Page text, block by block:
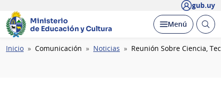
gub.uy
Ministerio
de Educación y Cultura
Desplegar
Menú Abrir
Ruta
Inicio Comunicación Noticias Reunión Sobre Ciencia,